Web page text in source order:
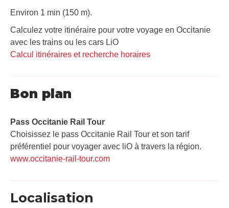
Environ 1 min (150 m).
Calculez votre itinéraire pour votre voyage en Occitanie
avec les trains ou les cars LiO
Calcul itinéraires et recherche horaires
Bon plan
Pass Occitanie Rail Tour​
Choisissez le pass Occitanie Rail Tour et son tarif
préférentiel pour voyager avec liO à travers la région.
www.occitanie-rail-tour.com
Localisation